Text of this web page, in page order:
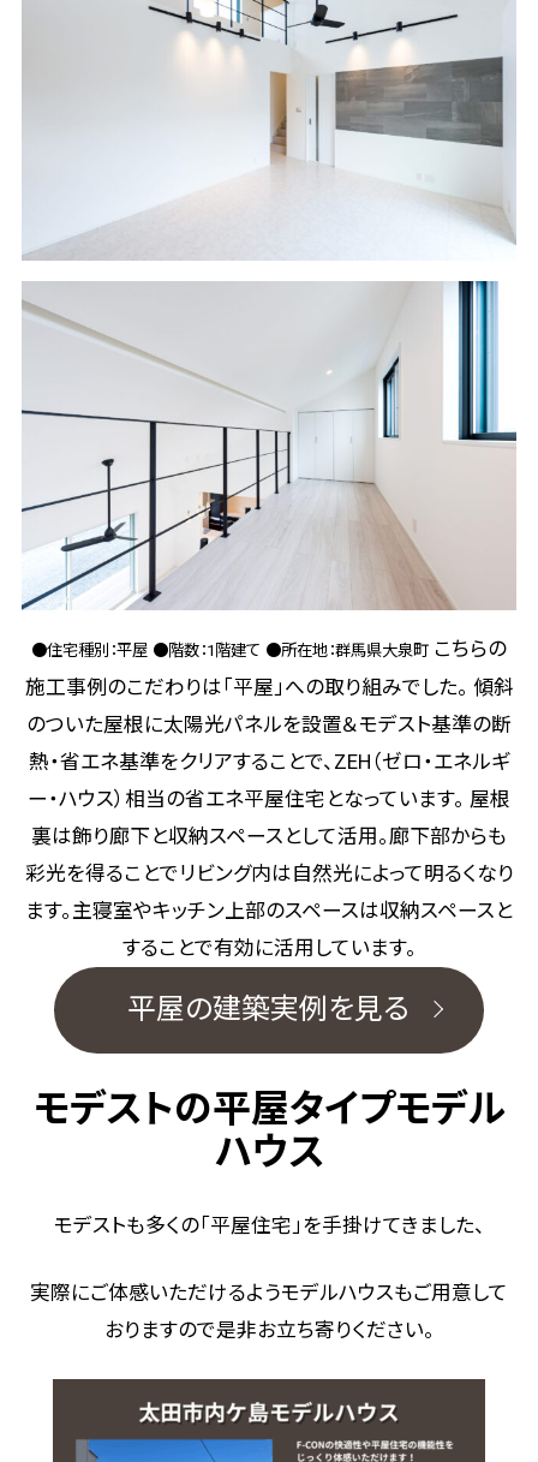
●住宅種別：平屋 ●階数：1階建て ●所在地：群馬県大泉町 こちらの
施工事例のこだわりは「平屋」への取り組みでした。 傾斜
のついた屋根に太陽光パネルを設置＆モデスト基準の断
熱・省エネ基準をクリアすることで、ZEH（ゼロ・エネルギ
ー・ハウス）相当の省エネ平屋住宅となっています。 屋根
裏は飾り廊下と収納スペースとして活用。廊下部からも
彩光を得ることでリビング内は自然光によって明るくなり
ます。主寝室やキッチン上部のスペースは収納スペースと
することで有効に活用しています。
平屋の建築実例を見る
モデストの平屋タイプモデル
ハウス
モデストも多くの「平屋住宅」を手掛けてきました、
実際にご体感いただけるようモデルハウスもご用意して
おりますので是非お立ち寄りください。